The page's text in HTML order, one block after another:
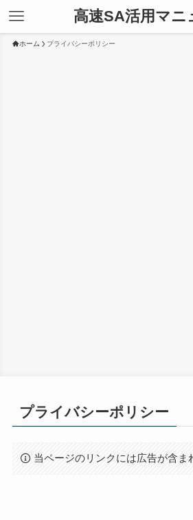
高速SA活用マニ
ホーム プライバシーポリシー
プライバシーポリシー
当ページのリンクには広告が含ま